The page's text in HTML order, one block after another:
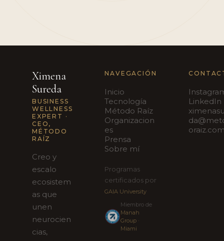
Ximena
Sureda
BUSINESS
WELLNESS
EXPERT ·
CEO,
MÉTODO
RAÍZ
Creo y
escalo
ecosistem
as que
unen
neurocien
cias,
NAVEGACIÓN
Inicio
Tecnología
Método Raíz
Organizacion
es
Prensa
Sobre mí
Programas
certificados por
GAIA University
Miembro de
Manah
Group ·
Miami
LinkedIn